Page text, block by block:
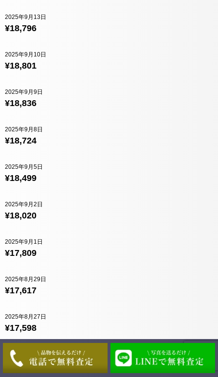
¥18,796
2025年9月13日
¥18,801
2025年9月10日
¥18,836
2025年9月9日
¥18,724
2025年9月8日
¥18,499
2025年9月5日
¥18,020
2025年9月2日
¥17,809
2025年9月1日
¥17,617
2025年8月29日
¥17,598
2025年8月27日
¥17,493
2025年8月26日